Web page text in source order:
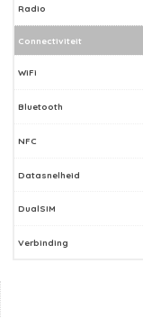
Radio
Connectiviteit
WiFi
Bluetooth
NFC
Datasnelheid
DualSIM
Verbinding